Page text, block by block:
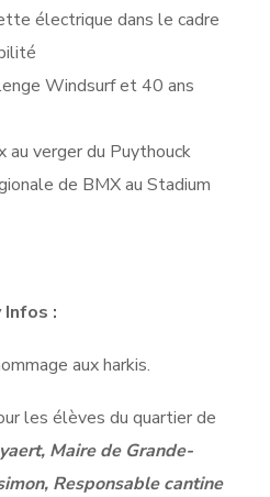
électrique dans le cadre
Windsurf et 40 ans
au verger du Puythouck
de BMX au Stadium
:
aux harkis.
les élèves du quartier de
Maire de Grande-
Responsable cantine